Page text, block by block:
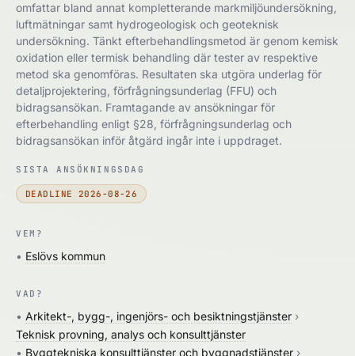
omfattar bland annat kompletterande markmiljöundersökning,
luftmätningar samt hydrogeologisk och geoteknisk
undersökning. Tänkt efterbehandlingsmetod är genom kemisk
oxidation eller termisk behandling där tester av respektive
metod ska genomföras. Resultaten ska utgöra underlag för
detaljprojektering, förfrågningsunderlag (FFU) och
bidragsansökan. Framtagande av ansökningar för
efterbehandling enligt §28, förfrågningsunderlag och
bidragsansökan inför åtgärd ingår inte i uppdraget.
SISTA ANSÖKNINGSDAG
DEADLINE 2026-08-26
VEM?
• Eslövs kommun
VAD?
• Arkitekt-, bygg-, ingenjörs- och besiktningstjänster ›
Teknisk provning, analys och konsulttjänster
• Byggtekniska konsulttjänster och byggnadstjänster ›